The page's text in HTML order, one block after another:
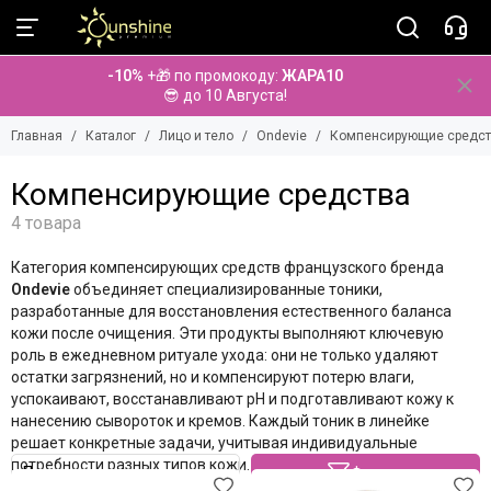
Лицо и тело
Смотреть все бренды
Aminu
Anna Lotan
BeauuGreen
Bio Medical Care
BolCa
Cholley
Cipirica
Dermatime
Diego dalla Palma
Dr. Baumann
Dr. Spiller
Elancyl
Ondevie
Смотреть все товары
Очищение кожи
Компенсирующие средства
Средства для ухода за глазами
Профессиональные сыворотки и концентраты
Профессиональные массажные средства
Маски кремовые
Маски специальные
Профессиональные средства для тела
-10% +🎁 по промокоду: ЖАРА10
😎 до 10 Августа!
Главная Каталог Лицо и тело Ondevie Компенсирующие
Компенсирующие средства
Категория компенсирующих средств французского бренда
Ondevieобъединяет специализированные тоники,
разработанные для восстановления естественного баланса
кожи после очищения. Эти продукты выполняют ключевую
роль в ежедневном ритуале ухода: они не только удаляют
остатки загрязнений, но и компенсируют потерю влаги,
успокаивают, восстанавливают pH и подготавливают кожу к
нанесению сывороток и кремов. Каждый тоник в линейке
решает конкретные задачи, учитывая индивидуальные
потребности разных типов кожи.
Фильтр